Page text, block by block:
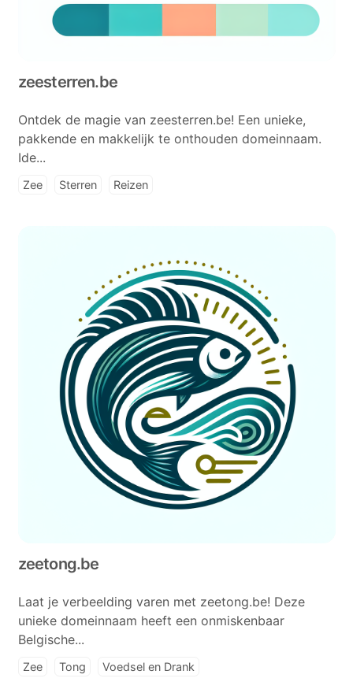
zeesterren.be
Ontdek de magie van zeesterren.be! Een unieke,
pakkende en makkelijk te onthouden domeinnaam.
Ide...
Zee Sterren Reizen
zeetong.be
Laat je verbeelding varen met zeetong.be! Deze
unieke domeinnaam heeft een onmiskenbaar
Belgische...
Zee Tong Voedsel en Drank